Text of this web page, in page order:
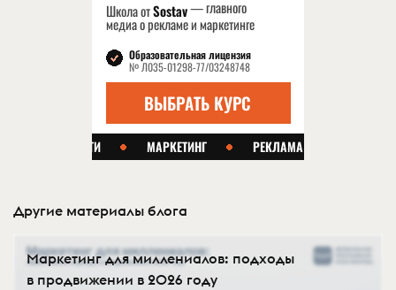
Другие материалы блога
Маркетинг для миллениалов: подходы
в продвижении в 2026 году